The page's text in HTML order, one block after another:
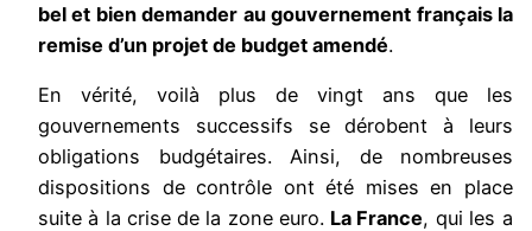
bel et bien demander au gouvernement français la
remise d’un projet de budget amendé.
En vérité, voilà plus de vingt ans que les
gouvernements successifs se dérobent à leurs
obligations budgétaires. Ainsi, de nombreuses
dispositions de contrôle ont été mises en place
suite à la crise de la zone euro. La France, qui les a